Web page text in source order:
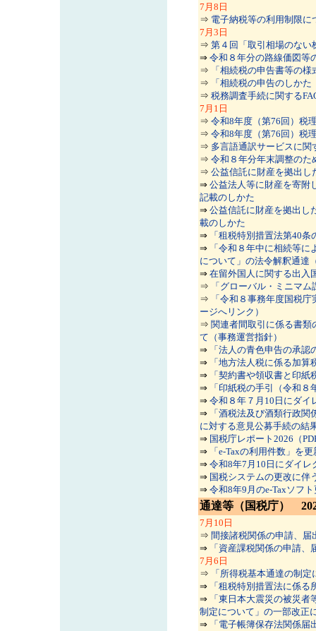
7 月8日
⇒ 電子納税等の利用制限に
7 月3日
⇒ 第４回「取引相場のない
⇒ 令和８年分の路線価図等
⇒
「相続税の申告書等の
⇒
「相続税の申告のしか
⇒ 税務調査手続に関する
7 月1日
⇒ 令和8年度（第76回）税
⇒ 令和8年度（第76回）税
⇒ 多言語通訳サービスに関
⇒ 令和８年分年末調整のた
⇒ 公益信託に財産を拠出し
⇒ 公益法人等に財産を寄附
記載のしかた
⇒ 公益信託に財産を拠出し
載のしかた
⇒
「租税特別措置法第40
⇒
「令和８年中に相続等
について」の法令解釈通達
⇒ 在留外国人に関する出入
⇒
「グローバル・ミニマ
⇒
「令和８事務年度国税
ージへリンク）
⇒ 関連者間取引に係る書
て（事務運営指針）
⇒
「法人の青色申告の承
⇒
「地方法人税に係る加
⇒
「契約書や領収書と印
⇒
「印紙税の手引（令和
⇒ 令和８年７月10日にダイ
⇒
「酒税法及び酒類行政
に対する意見公募手続の結
⇒ 国税庁レポート2026（
⇒
「e-Taxの利用件数」を
⇒ 令和8年7月10日にダイ
⇒ 国税システムの更改に伴
⇒ 令和8年9月のe-Taxソフ
通達等（国税庁）
7 月10日
⇒ 間接諸税関係の申請、
⇒
「資産課税関係の申請
7 月6日
⇒
「所得税基本通達の制
⇒
「租税特別措置法に係
⇒
「東日本大震災の被災
制定について」の一部改正
⇒
「電子帳簿保存法関係